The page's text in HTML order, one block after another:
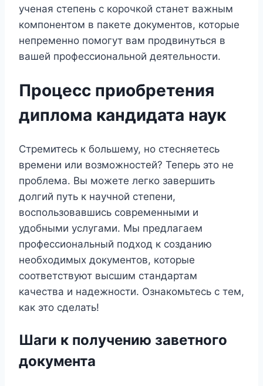
ученая степень с корочкой станет важным
компонентом в пакете документов, которые
непременно помогут вам продвинуться в
вашей профессиональной деятельности.
Процесс приобретения
диплома кандидата наук
Стремитесь к большему, но стесняетесь
времени или возможностей? Теперь это не
проблема. Вы можете легко завершить
долгий путь к научной степени,
воспользовавшись современными и
удобными услугами. Мы предлагаем
профессиональный подход к созданию
необходимых документов, которые
соответствуют высшим стандартам
качества и надежности. Ознакомьтесь с тем,
как это сделать!
Шаги к получению заветного
документа